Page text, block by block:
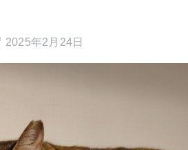
2025年2月24日